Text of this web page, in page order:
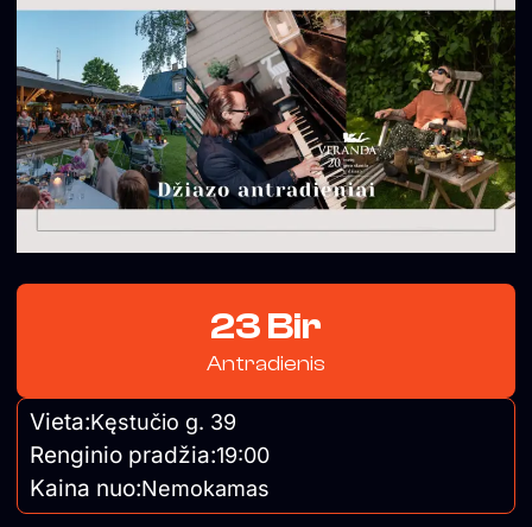
23 Bir
Antradienis
Vieta:Kęstučio g. 39
Renginio pradžia:19:00
Kaina nuo:Nemokamas